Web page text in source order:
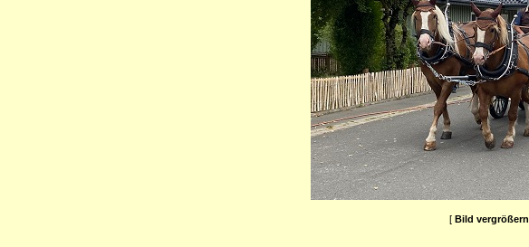
[ Bild vergrößern